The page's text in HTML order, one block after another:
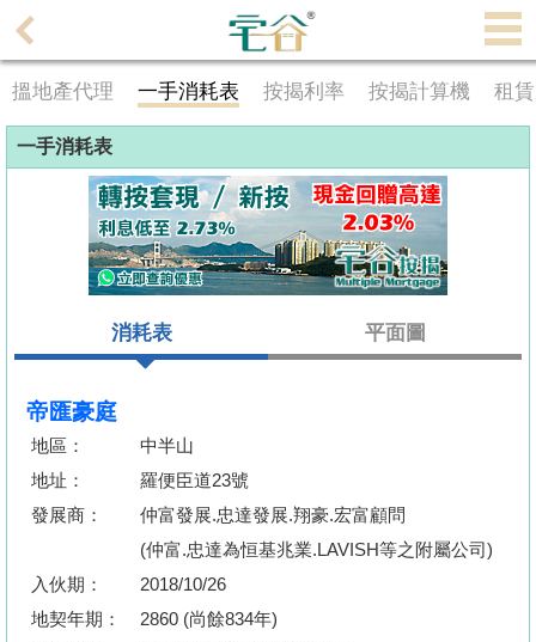
理
主
頁
主
放
盤
宅
谷
揭
搵地產代理 一手消耗表 按揭利率 按揭計算機 租
一手消耗表
消耗表 平面圖
帝匯豪庭
地區：
中半山
地址：
羅便臣道23號
發展商：
仲富發展.忠達發展.翔豪.宏富顧問
(仲富.忠達為恒基兆業.LAVISH等之附屬公司)
入伙期：
2018/10/26
地契年期：
2860 (尚餘834年)